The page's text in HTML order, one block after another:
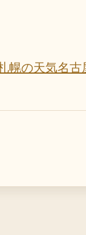
幌の天気名古